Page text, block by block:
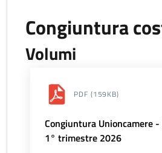
Congiuntura
Volumi
PDF (159KB)
Congiuntura Unioncamere
1° trimestre 2026